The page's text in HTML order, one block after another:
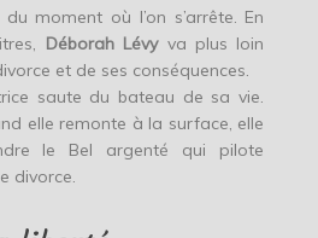
moment où l’on s’arrête. En
Déborah Lévyva plus loin
et de ses conséquences.
saute du bateau de sa vie.
elle remonte à la surface, elle
le Bel argenté qui pilote
divorce.